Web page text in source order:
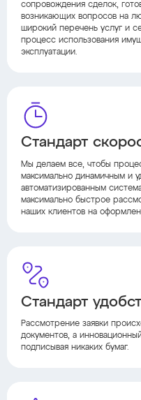
сопровождения сделок,
возникающих вопросов на
широкий перечень услуг и
процесс использования
эксплуатации.
Стандарт
Мы делаем все, чтобы
максимально динамичным и
автоматизированным
максимально быстрое
наших клиентов на
Стандарт
Рассмотрение заявки
документов, а
подписывая никаких бумаг.